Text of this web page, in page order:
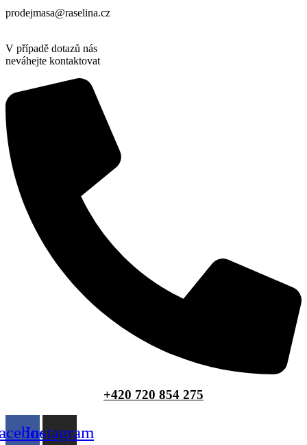
prodejmasa@raselina.cz
V případě dotazů nás
neváhejte kontaktovat
+420 720 854 275
Instagram